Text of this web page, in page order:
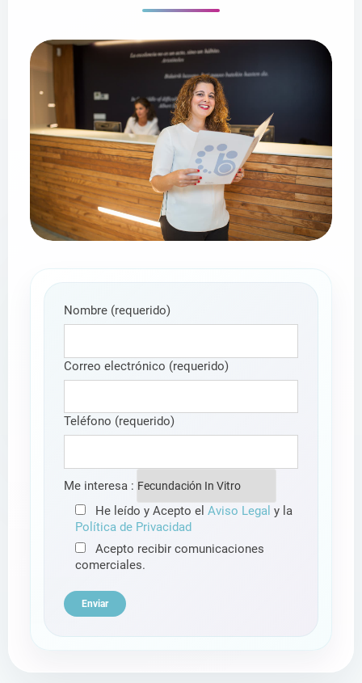
Nombre (requerido)
Correo electrónico (requerido)
Teléfono (requerido)
Me interesa :
He leído y Acepto el Aviso Legal y la
Política de Privacidad
Acepto recibir comunicaciones
comerciales.